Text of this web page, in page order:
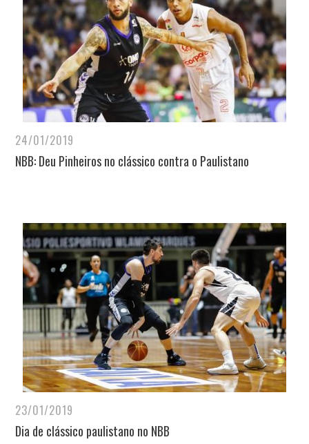
24/01/2019
NBB: Deu Pinheiros no clássico contra o Paulistano
23/01/2019
Dia de clássico paulistano no NBB